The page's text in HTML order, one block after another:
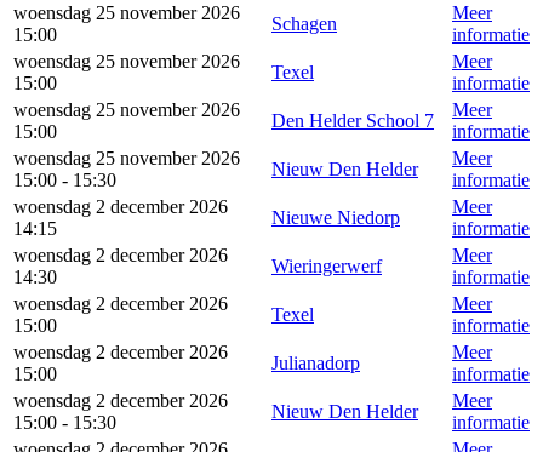
woensdag 25 november 2026
15:00
Schagen
Meer
informatie
woensdag 25 november 2026
15:00
Texel
Meer
informatie
woensdag 25 november 2026
15:00
Den Helder School 7
Meer
informatie
woensdag 25 november 2026
15:00 - 15:30
Nieuw Den Helder
Meer
informatie
woensdag 2 december 2026
14:15
Nieuwe Niedorp
Meer
informatie
woensdag 2 december 2026
14:30
Wieringerwerf
Meer
informatie
woensdag 2 december 2026
15:00
Texel
Meer
informatie
woensdag 2 december 2026
15:00
Julianadorp
Meer
informatie
woensdag 2 december 2026
15:00 - 15:30
Nieuw Den Helder
Meer
informatie